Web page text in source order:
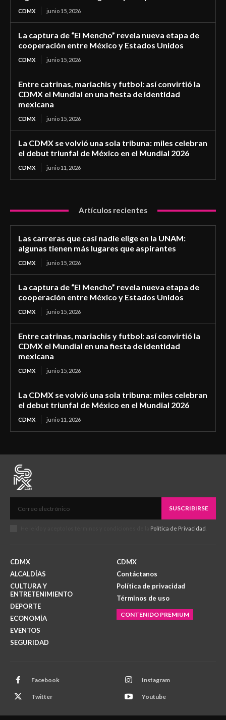
CDMX junio 15, 2026
La captura de “El Mencho” revela nueva etapa de
cooperación entre México y Estados Unidos
CDMX junio 15, 2026
Entre catrinas, mariachis y futbol: así convirtió la
CDMX el Mundial en una fiesta de identidad
mexicana
CDMX junio 15, 2026
La CDMX se volvió una sola tribuna: miles celebran
el debut triunfal de México en el Mundial 2026
CDMX junio 11, 2026
Artículos recientes
Las carreras que casi nadie elige en la UNAM:
algunas tienen más lugares que aspirantes
CDMX junio 15, 2026
La captura de “El Mencho” revela nueva etapa de
cooperación entre México y Estados Unidos
CDMX junio 15, 2026
Entre catrinas, mariachis y futbol: así convirtió la
CDMX el Mundial en una fiesta de identidad
mexicana
CDMX junio 15, 2026
La CDMX se volvió una sola tribuna: miles celebran
el debut triunfal de México en el Mundial 2026
CDMX junio 11, 2026
SUSCRIBIRSE
Política de Privacidad
CDMX
ALCALDÍAS
CULTURA Y
ENTRETENIMIENTO
DEPORTE
ECONOMÍA
EVENTOS
SEGURIDAD
CDMX
Contáctanos
Política de privacidad
Términos de uso
CONTENIDO PREMIUM
Facebook Instagram
Twitter Youtube